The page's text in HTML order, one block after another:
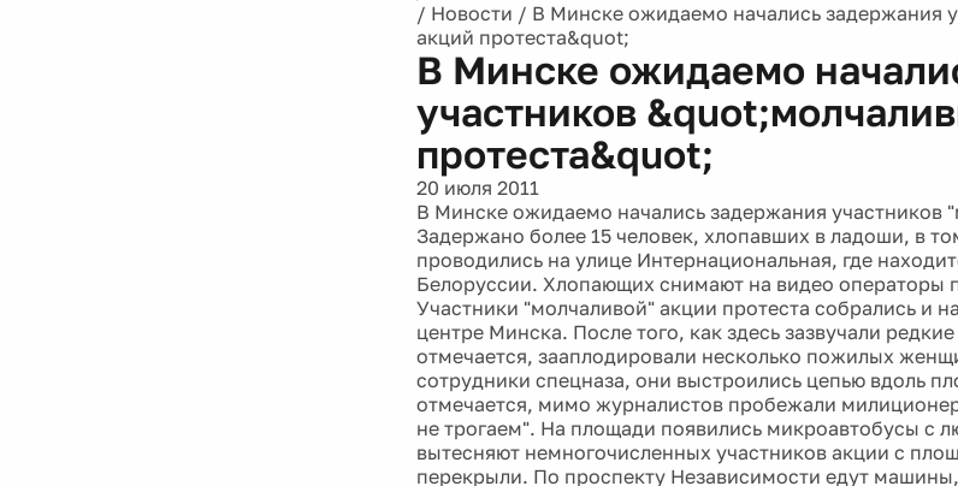
/ Новости / В Минске ожидаемо начались задержания
акций протеста&quot;
В Минске ожидаемо
участников
протеста&quot;
20 июля 2011
В Минске ожидаемо начались задержания участников
Задержано более 15 человек, хлопавших в ладоши, в
проводились на улице Интернациональная, где
Белоруссии. Хлопающих снимают на видео операторы
Участники "молчаливой" акции протеста собрались и
центре Минска. После того, как здесь зазвучали
отмечается, зааплодировали несколько пожилых
сотрудники спецназа, они выстроились цепью вдоль
отмечается, мимо журналистов пробежали
не трогаем". На площади появились микроавтобусы с
вытесняют немногочисленных участников акции с
перекрыли. По проспекту Независимости едут